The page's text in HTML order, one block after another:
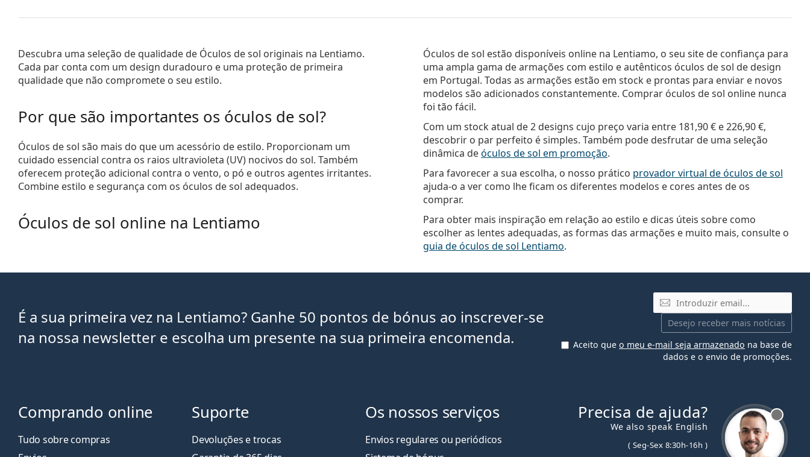
Descubra uma seleção de qualidade de Óculos de sol originais na Lentiamo.
Cada par conta com um design duradouro e uma proteção de primeira
qualidade que não compromete o seu estilo.
Por que são importantes os óculos de sol?
Óculos de sol são mais do que um acessório de estilo. Proporcionam um
cuidado essencial contra os raios ultravioleta (UV) nocivos do sol. Também
oferecem proteção adicional contra o vento, o pó e outros agentes irritantes.
Combine estilo e segurança com os óculos de sol adequados.
Óculos de sol online na Lentiamo
Óculos de sol estão disponíveis online na Lentiamo, o seu site de confiança para
uma ampla gama de armações com estilo e autênticos óculos de sol de design
em Portugal. Todas as armações estão em stock e prontas para enviar e novos
modelos são adicionados constantemente. Comprar óculos de sol online nunca
foi tão fácil.
Com um stock atual de 2 designs cujo preço varia entre 181,90 € e226,90 €,
descobrir o par perfeito é simples. Também pode desfrutar de uma seleção
dinâmica deóculos de sol em promoção.
Para favorecer a sua escolha, o nosso prático provador virtual de óculos de sol
ajuda-o a ver como lhe ficam os diferentes modelos e cores antes de os
comprar.
Para obter mais inspiração em relação ao estilo e dicas úteis sobre como
escolher as lentes adequadas, as formas das armações e muito mais, consulte o
guia de óculos de sol Lentiamo.
É a sua primeira vez na Lentiamo? Ganhe 50 pontos de bónus ao inscrever-se
na nossa newsletter e escolha um presente na sua primeira encomenda.
Email
Desejo receber mais notícias
Aceito que o meu e-mail seja armazenado na base de
dados e o envio de promoções.
Precisa de ajuda?
We also speak English
( Seg-Sex 8:30h-16h )
Comprando online
Tudo sobre compras
Suporte
Devoluções e trocas
Os nossos serviços
Envios regulares ou periódicos